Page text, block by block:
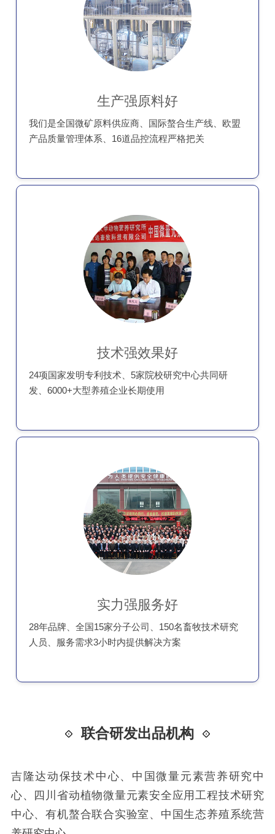
生产强原料好
我们是全国微矿原料供应商、国际螯合生产线、欧盟
产品质量管理体系、16道品控流程严格把关
技术强效果好
24项国家发明专利技术、5家院校研究中心共同研
发、6000+大型养殖企业长期使用
实力强服务好
28年品牌、全国15家分子公司、150名畜牧技术研究
人员、服务需求3小时内提供解决方案
联合研发出品机构
吉隆达动保技术中心、中国微量元素营养研究中
心、四川省动植物微量元素安全应用工程技术研究
中心、有机螯合联合实验室、中国生态养殖系统营